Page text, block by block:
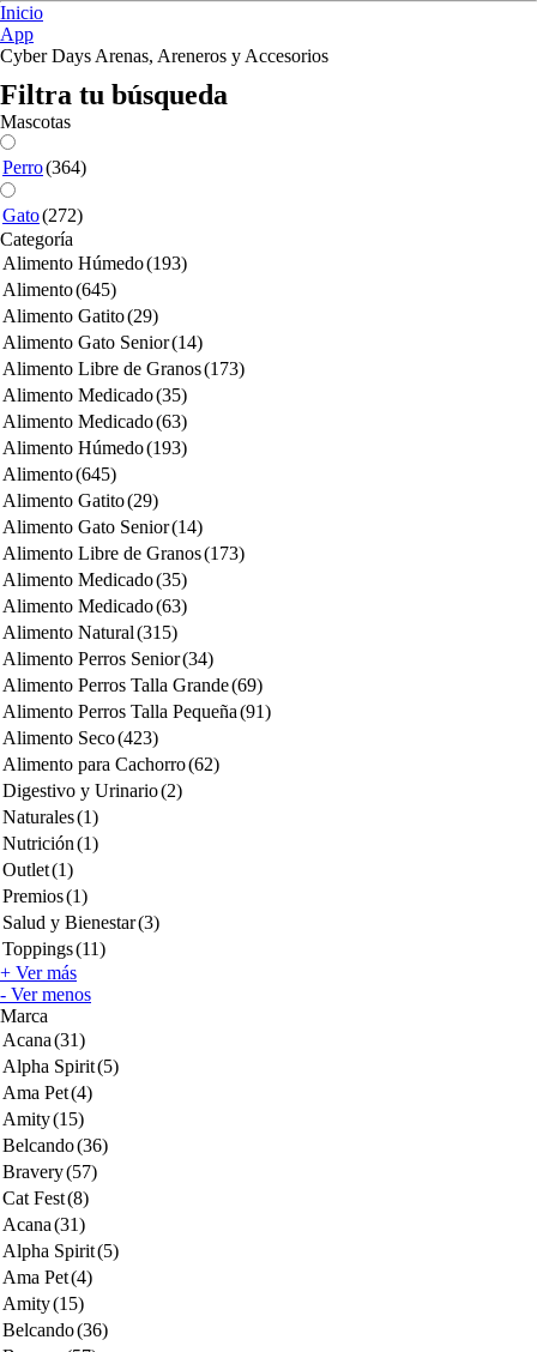
Inicio
App
Cyber Days Arenas, Areneros y Accesorios
Filtra tu búsqueda
Mascotas
Perro(364)
Gato(272)
Categoría
Alimento Húmedo(193)
Alimento(645)
Alimento Gatito(29)
Alimento Gato Senior(14)
Alimento Libre de Granos(173)
Alimento Medicado(35)
Alimento Medicado(63)
Alimento Húmedo(193)
Alimento(645)
Alimento Gatito(29)
Alimento Gato Senior(14)
Alimento Libre de Granos(173)
Alimento Medicado(35)
Alimento Medicado(63)
Alimento Natural(315)
Alimento Perros Senior(34)
Alimento Perros Talla Grande(69)
Alimento Perros Talla Pequeña(91)
Alimento Seco(423)
Alimento para Cachorro(62)
Digestivo y Urinario(2)
Naturales(1)
Nutrición(1)
Outlet(1)
Premios(1)
Salud y Bienestar(3)
Toppings(11)
+ Ver más
- Ver menos
Marca
Acana(31)
Alpha Spirit(5)
Ama Pet(4)
Amity(15)
Belcando(36)
Bravery(57)
Cat Fest(8)
Acana(31)
Alpha Spirit(5)
Ama Pet(4)
Amity(15)
Belcando(36)